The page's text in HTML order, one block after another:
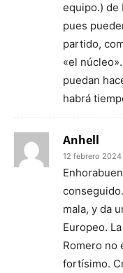
equipo.) de
pues
partido,
«el
puedan
habrá
Anhell
12 febrero 2024
mala, y da
Europeo.
Romero no
fortísimo.